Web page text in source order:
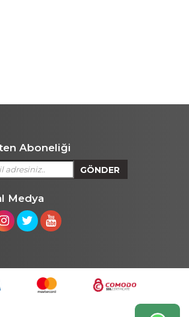
Aboneliği
Medya